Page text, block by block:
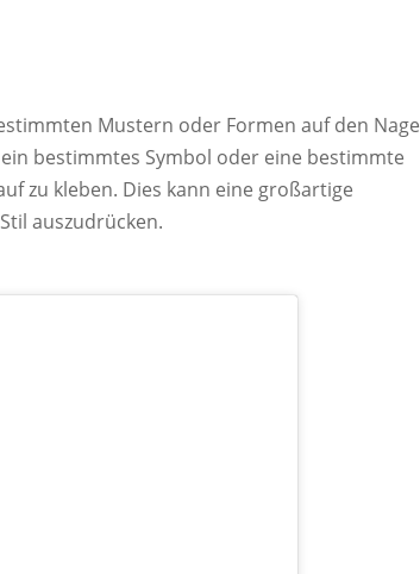
Mustern oder Formen auf den
bestimmtes Symbol oder eine bestimmte
zu kleben. Dies kann eine großartige
auszudrücken.